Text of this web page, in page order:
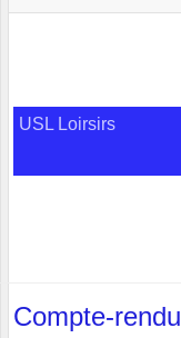
USL Loirsirs
Compte-rendu